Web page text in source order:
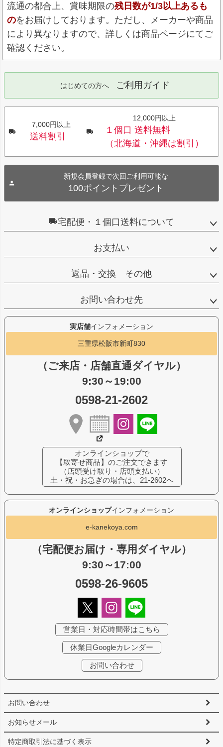
流通の都合上、賞味期限の残日数が1/3以上あるも
のをお届けしております。ただし、メーカーや商品
により異なりますので、詳しくは商品ページにてご
確認ください。
はじめての方へ ご利用ガイド
7,000円以上
送料割引
12,000円以上
１個口 送料無料
（北海道・沖縄は割引）
新規会員登録で次回ご利用可能な
100ポイントプレゼント
宅配便・１個口送料について
お支払い
返品・交換 その他
お問い合わせ先
お問い合わせ
お知らせメール
特定商取引法に基づく表示
オンラインショップインフォメーション
e-kanekoya.com
（宅配便お届け・専用ダイヤル）
9:30～17:00
0598-26-9605
営業日・対応時間帯はこちら
休業日Googleカレンダー
お問い合わせ
実店舗インフォメーション
三重県松阪市新町830
（ご来店・店舗直通ダイヤル）
9:30～19:00
0598-21-2602
オンラインショップで
【取寄せ商品】のご注文できます
（店頭受け取り・店頭支払い）
土・祝・お急ぎの場合は、21-2602へ